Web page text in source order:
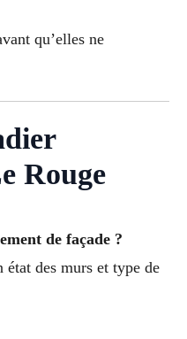
qu’elles ne
Rouge
de façade ?
état des murs et type de